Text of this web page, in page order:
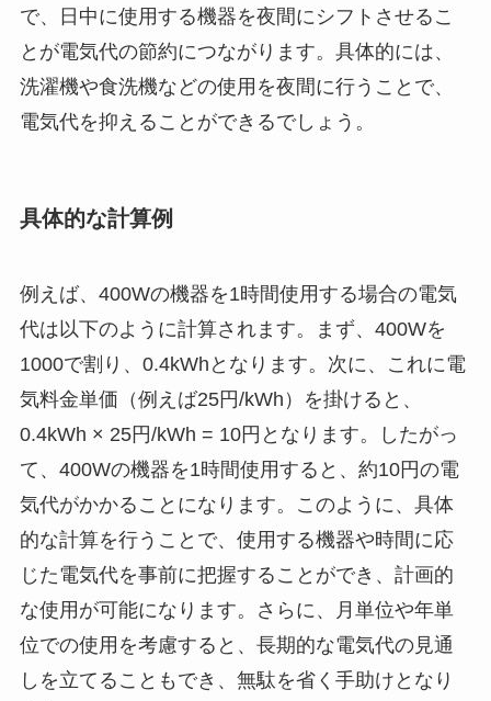
で、日中に使用する機器を夜間にシフトさせるこ
とが電気代の節約につながります。具体的には、
洗濯機や食洗機などの使用を夜間に行うことで、
電気代を抑えることができるでしょう。
具体的な計算例
例えば、400Wの機器を1時間使用する場合の電気
代は以下のように計算されます。まず、400Wを
1000で割り、0.4kWhとなります。次に、これに電
気料金単価（例えば25円/kWh）を掛けると、
0.4kWh × 25円/kWh = 10円となります。したがっ
て、400Wの機器を1時間使用すると、約10円の電
気代がかかることになります。このように、具体
的な計算を行うことで、使用する機器や時間に応
じた電気代を事前に把握することができ、計画的
な使用が可能になります。さらに、月単位や年単
位での使用を考慮すると、長期的な電気代の見通
しを立てることもでき、無駄を省く手助けとなり